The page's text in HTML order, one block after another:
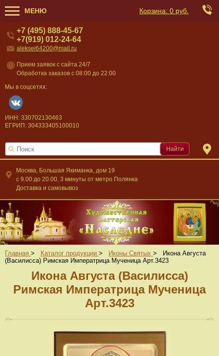
МЕНЮ Корзина: 0 руб.
Москва, Большая Якиманка, дом 19
c 9.00 до 20.00, 3 минуты от метро Полянка
Доставка и самовывоз
+7 (495) 888-45-67
+7(919) 012-24-64
aleksei64200@mail.ru
Прием заявок с сайта 24/7
Обработка заказов с 08:00 до 22:00
Мы в соцсетях:
ИНН: 330702130463
ЕГРИП: 304333405100010
Найти
Главная > Каталог продукции > Иконы Святых >
Икона Августа
(Василисса) Римская Императрица Мученица Арт.3423
Икона Августа (Василисса)
Римская Императрица Мученица
Арт.3423